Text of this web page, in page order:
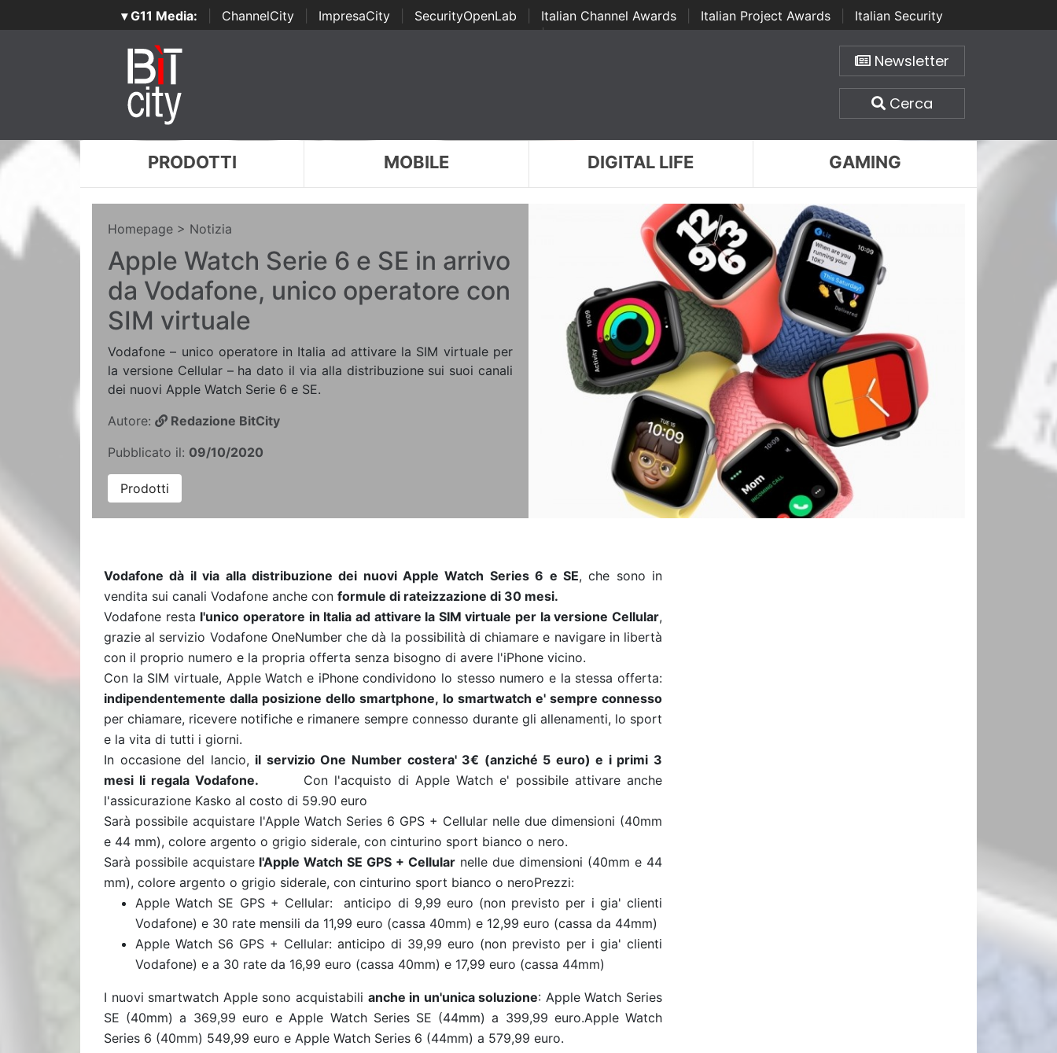
▾ G11 Media: ChannelCity ImpresaCity SecurityOpenLab Italian Channel Awards Italian Project Awards
Italian Security
Awards | ...
Newsletter
Cerca
PRODOTTI MOBILE DIGITAL LIFE GAMING
Homepage > Notizia
Apple Watch Serie 6 e SE in arrivo
da Vodafone, unico operatore con
SIM virtuale
Vodafone – unico operatore in Italia ad attivare la SIM virtuale per
la versione Cellular – ha dato il via alla distribuzione sui suoi canali
dei nuovi Apple Watch Serie 6 e SE.
Autore:
Redazione BitCity
Pubblicato il: 09/10/2020
Prodotti
Vodafone dà il via alla distribuzione dei nuovi Apple Watch Series 6 e SE, che sono in
vendita sui canali Vodafone anche con formule di rateizzazione di 30 mesi.
Vodafone resta l'unico operatore in Italia ad attivare la SIM virtuale per la versione Cellular,
grazie al servizio Vodafone OneNumber che dà la possibilità di chiamare e navigare in libertà
con il proprio numero e la propria offerta senza bisogno di avere l'iPhone vicino.
Con la SIM virtuale, Apple Watch e iPhone condividono lo stesso numero e la stessa offerta:
indipendentemente dalla posizione dello smartphone, lo smartwatch e' sempre connesso
per chiamare, ricevere notifiche e rimanere sempre connesso durante gli allenamenti, lo sport
e la vita di tutti i giorni.
In occasione del lancio, il servizio One Number costera' 3€ (anziché 5 euro) e i primi 3
mesi li regala Vodafone.
Con l'acquisto di Apple Watch e' possibile attivare anche
l'assicurazione Kasko al costo di 59.90 euro
Sarà possibile acquistare l'Apple Watch Series 6 GPS + Cellular nelle due dimensioni (40mm
e 44 mm), colore argento o grigio siderale, con cinturino sport bianco o nero.
Sarà possibile acquistare l'Apple Watch SE GPS + Cellular nelle due dimensioni (40mm e 44
mm), colore argento o grigio siderale, con cinturino sport bianco o neroPrezzi:
Apple Watch SE GPS + Cellular: anticipo di 9,99 euro (non previsto per i gia' clienti
Vodafone) e 30 rate mensili da 11,99 euro (cassa 40mm) e 12,99 euro (cassa da 44mm)
Apple Watch S6 GPS + Cellular: anticipo di 39,99 euro (non previsto per i gia' clienti
Vodafone) e a 30 rate da 16,99 euro (cassa 40mm) e 17,99 euro (cassa 44mm)
I nuovi smartwatch Apple sono acquistabili anche in un'unica soluzione: Apple Watch Series
SE (40mm) a 369,99 euro e Apple Watch Series SE (44mm) a 399,99 euro.Apple Watch
Series 6 (40mm) 549,99 euro e Apple Watch Series 6 (44mm) a 579,99 euro.